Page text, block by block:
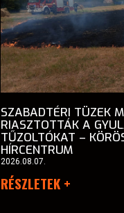
SZABADTÉRI TÜZEK
RIASZTOTTÁK A
TŰZOLTÓKAT –
HÍRCENTRUM
2026.08.07.
RÉSZLETEK +